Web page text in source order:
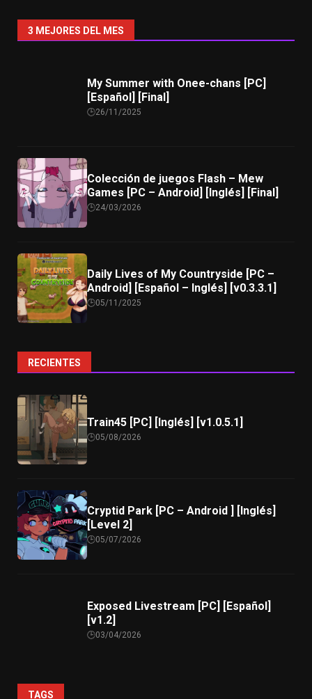
3 MEJORES DEL MES
My Summer with Onee-chans [PC]
[Español] [Final]
26/11/2025
Colección de juegos Flash – Mew
Games [PC – Android] [Inglés] [Final]
24/03/2026
Daily Lives of My Countryside [PC –
Android] [Español – Inglés] [v0.3.3.1]
05/11/2025
RECIENTES
Train45 [PC] [Inglés] [v1.0.5.1]
05/08/2026
Cryptid Park [PC – Android ] [Inglés]
[Level 2]
05/07/2026
Exposed Livestream [PC] [Español]
[v1.2]
03/04/2026
TAGS